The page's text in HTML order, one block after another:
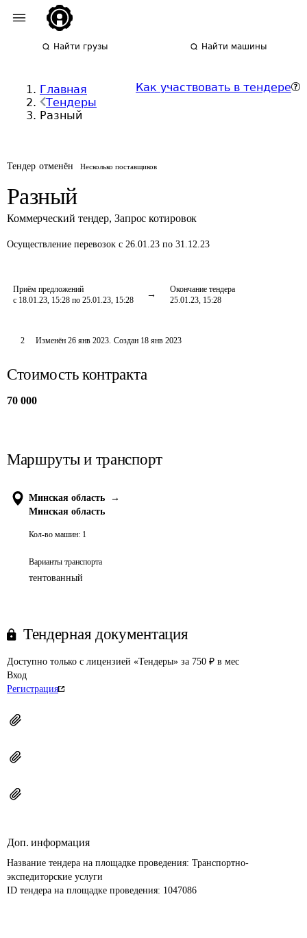
Найти грузы Найти машины
Главная
Тендеры
Разный
Как участвовать в тендере
Тендер отменён Несколько поставщиков
Разный
Коммерческий тендер, Запрос котировок
Осуществление перевозок с 26.01.23 по 31.12.23
Приём предложений
с 18.01.23, 15:28 по 25.01.23, 15:28
Окончание тендера
25.01.23, 15:28
2 Изменён 26 янв 2023. Создан 18 янв 2023
Стоимость контракта
70 000
Маршруты и транспорт
Минская область
→
Минская область
Кол-во машин: 1
Варианты транспорта
тентованный
Тендерная документация
Доступно только с лицензией «Тендеры» за 750 ₽ в мес
Вход
Регистрация
Доп. информация
Название тендера на площадке проведения: Транспортно-
экспедиторские услуги
ID тендера на площадке проведения: 1047086